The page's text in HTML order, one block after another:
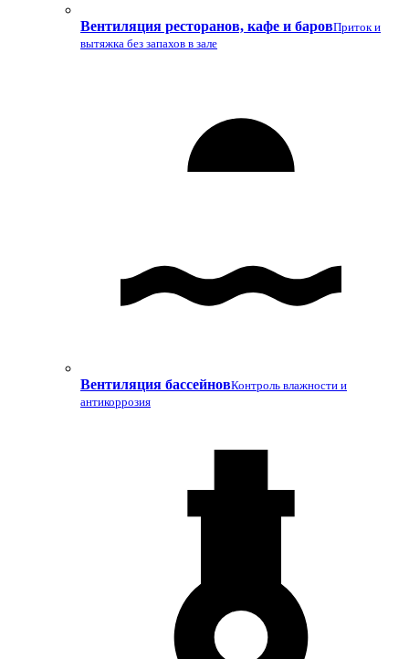
Вентиляция ресторанов, кафе и баровПриток и
вытяжка без запахов в зале
Вентиляция бассейновКонтроль влажности и
антикоррозия